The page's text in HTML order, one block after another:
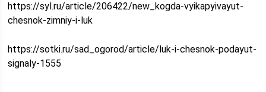
https://syl.ru/article/206422/new_kogda-vyikapyivayut-
chesnok-zimniy-i-luk
https://sotki.ru/sad_ogorod/article/luk-i-chesnok-podayut-
signaly-1555